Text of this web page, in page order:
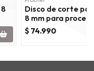
Disco de corte
8 mm para
$ 74.990